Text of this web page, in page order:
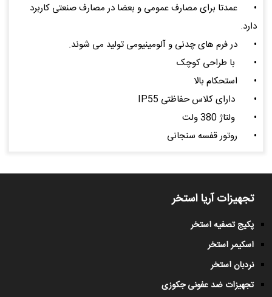
•
عمدتا برای مصارف عمومی و بعضا در مصارف صنعتی کاربرد
دارد.
•
در فرم های چدنی و آلومینیومی تولید می شوند.
•
با طراحی کوچک
•
استحکام بالا
•
دارای کلاس حفاظتی IP55
•
ولتاژ 380 ولت
•
روتور قفسه سنجانی
تجهیزات آریا استخر
پکیج تصفیه استخر
اسکیمر استخر
نردبان استخر
تجهیزات ضد عفونی جکوزی